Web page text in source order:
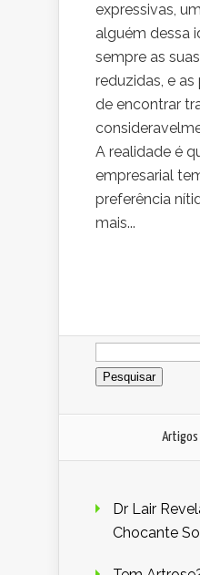
expressivas,
alguém dessa
sempre as
reduzidas, e
de encontrar
A realidade é
empresarial
preferência
mais...
Pesquisar
por:
Artigos
Dr Lair
Chocante